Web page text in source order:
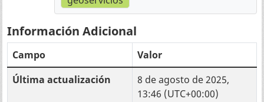
Información Adicional
Campo
Valor
Última actualización
8 de agosto de 2025,
13:46 (UTC+00:00)